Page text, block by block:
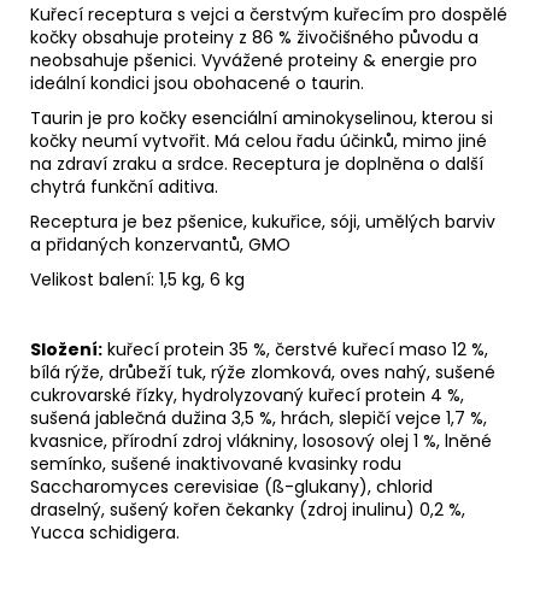
Kuřecí receptura s vejci a čerstvým kuřecím pro dospělé
kočky obsahuje proteiny z 86 % živočišného původu a
neobsahuje pšenici. Vyvážené proteiny & energie pro
ideální kondici jsou obohacené o taurin.
Taurin je pro kočky esenciální aminokyselinou, kterou si
kočky neumí vytvořit. Má celou řadu účinků, mimo jiné
na zdraví zraku a srdce. Receptura je doplněna o další
chytrá funkční aditiva.
Receptura je bez pšenice, kukuřice, sóji, umělých barviv
a přidaných konzervantů, GMO
Velikost balení: 1,5 kg, 6 kg
Složení: kuřecí protein 35 %, čerstvé kuřecí maso 12 %,
bílá rýže, drůbeží tuk, rýže zlomková, oves nahý, sušené
cukrovarské řízky, hydrolyzovaný kuřecí protein 4 %,
sušená jablečná dužina 3,5 %, hrách, slepičí vejce 1,7 %,
kvasnice, přírodní zdroj vlákniny, lososový olej 1 %, lněné
semínko, sušené inaktivované kvasinky rodu
Saccharomyces cerevisiae (ß-glukany), chlorid
draselný, sušený kořen čekanky (zdroj inulinu) 0,2 %,
Yucca schidigera.